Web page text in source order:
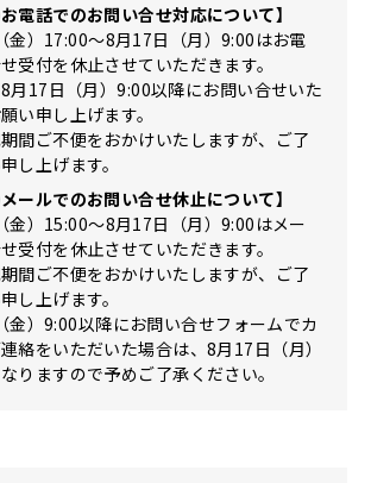
電話でのお問い合せ対応について】
金）17:00～8月17日（月）9:00はお電
受付を休止させていただきます。
月17日（月）9:00以降にお問い合せいた
い申し上げます。
間ご不便をおかけいたしますが、ご了
し上げます。
ールでのお問い合せ休止について】
金）15:00～8月17日（月）9:00はメー
受付を休止させていただきます。
間ご不便をおかけいたしますが、ご了
し上げます。
金）9:00以降にお問い合せフォームでカ
絡をいただいた場合は、8月17日（月）
りますので予めご了承ください。